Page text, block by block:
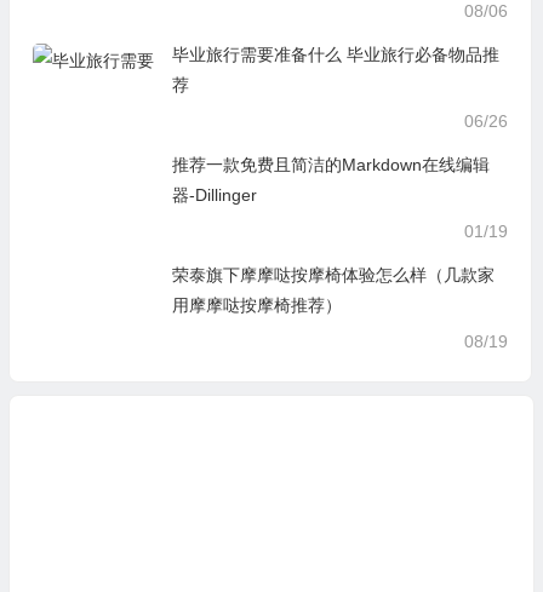
08/06
毕业旅行需要准备什么 毕业旅行必备物品推
荐
06/26
推荐一款免费且简洁的Markdown在线编辑
器-Dillinger
01/19
荣泰旗下摩摩哒按摩椅体验怎么样（几款家
用摩摩哒按摩椅推荐）
08/19